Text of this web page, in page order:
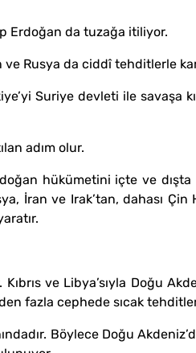
Erdoğan da tuzağa itiliyor.
Rusya da ciddî tehditlerle
Suriye devleti ile savaşa
adım olur.
hükümetini içte ve
İran ve Irak’tan, dahası Çin
ve Libya’sıyla Doğu
fazla cephede sıcak
Böylece Doğu